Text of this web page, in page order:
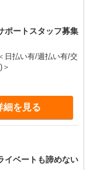
ポートスタッフ募集
払い有/週払い有/交
細を見る
イベートも諦めない